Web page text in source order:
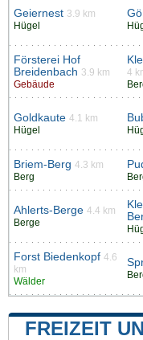
Geiernest 3.9 km
Hügel
Försterei Hof
Breidenbach 3.9 km
Gebäude
4
Goldkaute 4.1 km
Hügel
Briem-Berg 4.3 km
Berg
Ahlerts-Berge 4.4 km
Berge
Forst Biedenkopf 4.6
km
Wälder
FREIZEIT